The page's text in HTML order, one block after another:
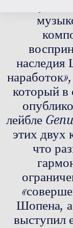
наследия
который в
лейбле
этих двух
что
Шопена, а
выступил